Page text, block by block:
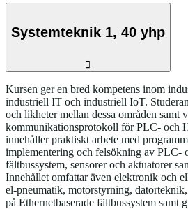
Systemteknik 1, 40 yhp
Kursen ger en bred kompetens inom
industriell IT och industriell IoT.
och likheter mellan dessa områden samt
kommunikationsprotokoll för PLC- och
innehåller praktiskt arbete med
implementering och felsökning av PLC‑
fältbussystem, sensorer och aktuatorer
Innehållet omfattar även elektronik och
el‑pneumatik, motorstyrning,
på Ethernetbaserade fältbussystem samt